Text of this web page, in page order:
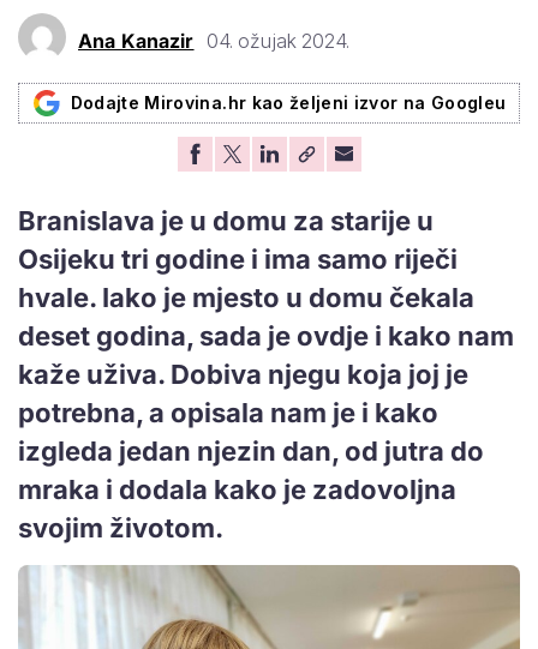
Ana Kanazir 04. ožujak 2024.
Dodajte Mirovina.hr kao željeni izvor na Googleu
Branislava je u domu za starije u
Osijeku tri godine i ima samo riječi
hvale. Iako je mjesto u domu čekala
deset godina, sada je ovdje i kako nam
kaže uživa. Dobiva njegu koja joj je
potrebna, a opisala nam je i kako
izgleda jedan njezin dan, od jutra do
mraka i dodala kako je zadovoljna
svojim životom.